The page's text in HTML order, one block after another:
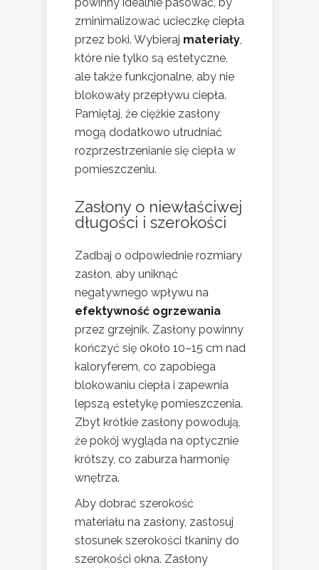
powinny idealnie pasować, by
zminimalizować ucieczkę ciepła
przez boki. Wybieraj materiały,
które nie tylko są estetyczne,
ale także funkcjonalne, aby nie
blokowały przepływu ciepła.
Pamiętaj, że ciężkie zasłony
mogą dodatkowo utrudniać
rozprzestrzenianie się ciepła w
pomieszczeniu.
Zasłony o niewłaściwej
długości i szerokości
Zadbaj o odpowiednie rozmiary
zasłon, aby uniknąć
negatywnego wpływu na
efektywność ogrzewania
przez grzejnik. Zasłony powinny
kończyć się około 10–15 cm nad
kaloryferem, co zapobiega
blokowaniu ciepła i zapewnia
lepszą estetykę pomieszczenia.
Zbyt krótkie zasłony powodują,
że pokój wygląda na optycznie
krótszy, co zaburza harmonię
wnętrza.
Aby dobrać szerokość
materiału na zasłony, zastosuj
stosunek szerokości tkaniny do
szerokości okna. Zasłony